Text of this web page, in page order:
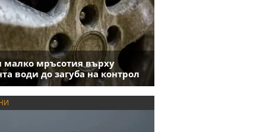
малко мръсотия върху
води до загуба на контрол